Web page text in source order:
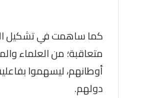
كما ساهمت في تشكيل
متعاقبة؛ من العلماء
أوطانهم، ليسهموا
دولهم.